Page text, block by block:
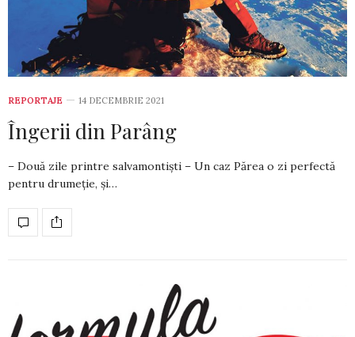
REPORTAJE 14 DECEMBRIE 2021
Îngerii din Parâng
– Două zile printre salvamontiști – Un caz Părea o zi perfectă
pentru drumeție, și…